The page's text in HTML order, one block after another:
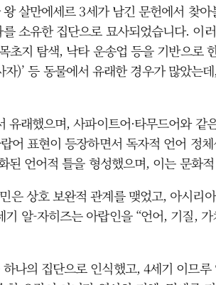
살만에세르 3세가 남긴 문헌에서 찾
소유한 집단으로 묘사되었습니다. 이
초지 탐색, 낙타 운송업 등을 기반으
자)’ 등 동물에서 유래한 경우가 많았
유래했으며, 사파이트어·타무드어와
어 표현이 등장하면서 독자적 언어 정
된 언어적 틀을 형성했으며, 이는 문화
은 상호 보완적 관계를 맺었고, 아시
알-자히즈는 아랍인을 “언어, 기질,
나의 집단으로 인식했고, 4세기 이므